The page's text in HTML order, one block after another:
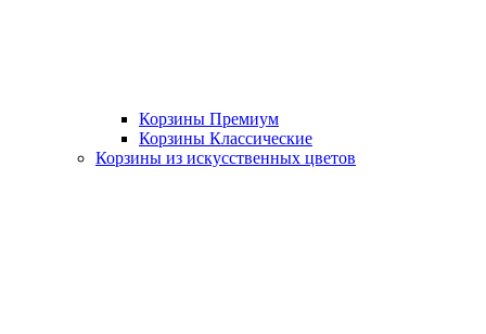
Корзины Премиум
Корзины Классические
Корзины из искусственных цветов